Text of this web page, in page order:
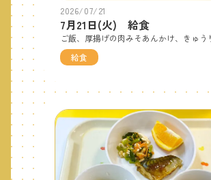
2026/07/21
7月21日(火) 給食
給食